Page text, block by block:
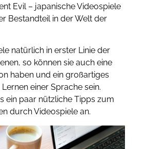
Evil – japanische Videospiele
Bestandteil in der Welt der
natürlich in erster Linie der
so können sie auch eine
haben und ein großartiges
einer Sprache sein.
ein paar nützliche Tipps zum
durch Videospiele an.